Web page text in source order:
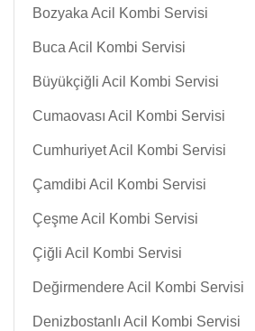
Bozyaka Acil Kombi Servisi
Buca Acil Kombi Servisi
Büyükçiğli Acil Kombi Servisi
Cumaovası Acil Kombi Servisi
Cumhuriyet Acil Kombi Servisi
Çamdibi Acil Kombi Servisi
Çeşme Acil Kombi Servisi
Çiğli Acil Kombi Servisi
Değirmendere Acil Kombi Servisi
Denizbostanlı Acil Kombi Servisi